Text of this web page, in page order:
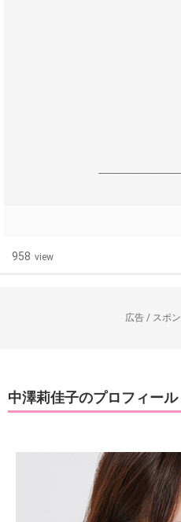
958 view
広告 / スポ
中澤莉佳子のプロフィール